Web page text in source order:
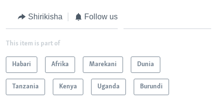
Shirikisha Follow us
This item is part of
Habari Afrika Marekani Dunia
Tanzania Kenya Uganda Burundi